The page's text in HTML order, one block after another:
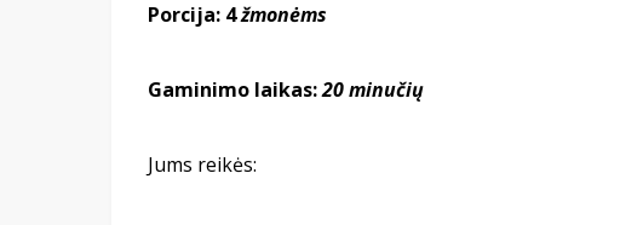
Porcija: 4žmonėms
Gaminimo laikas:20 minučių
Jums reikės: